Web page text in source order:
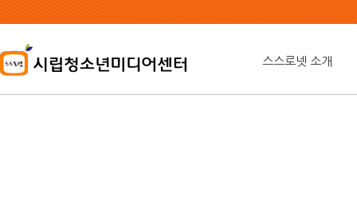
본
문
용
바
가
스스로넷 소개